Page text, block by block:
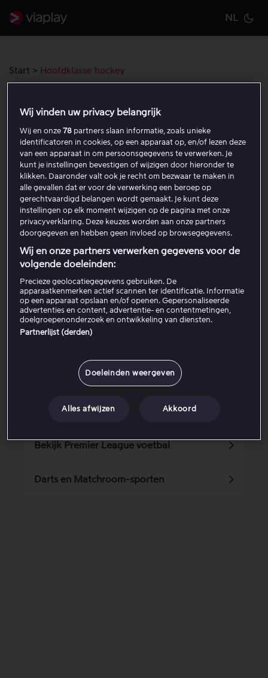
NL
Start > Hoofdklasse hockey
Hoofdklasse hockey
Enthousiast voor het hockey!? 3 september slaan we de
handen ineen met zowel de Tulp Heren Hoofdklasse
evenals de Dames Hoofdklasse. Elk seizoen worden er
bijna 300 live games vertoond.
Om Hoofdklasse te kijken heb je een Viaplay pakket
nodig, deze vind je doorhier te klikken.
Is dit artikel nuttig?
Ja Nee
Gerelateerde artikelen
Advertenties op Viaplay
Bekijk Premier League voetbal
Darts en Matchroom-sporten
Wij vinden uw privacy belangrijk
Wij en onze78 partners slaan informatie, zoals unieke
identificatoren in cookies, op een apparaat op, en/of lezen deze
van een apparaat in om persoonsgegevens te verwerken. Je
kunt je instellingen bevestigen of wijzigen door hieronder te
klikken. Daaronder valt ook je recht om bezwaar te maken in
alle gevallen dat er voor de verwerking een beroep op
gerechtvaardigd belangen wordt gemaakt. Je kunt deze
instellingen op elk moment wijzigen op de pagina met onze
privacyverklaring. Deze keuzes worden aan onze partners
doorgegeven en hebben geen invloed op browsegegevens.
Wij en onze partners verwerken gegevens voor de
volgende doeleinden:
Precieze geolocatiegegevens gebruiken. De
apparaatkenmerken actief scannen ter identificatie. Informatie
op een apparaat opslaan en/of openen. Gepersonaliseerde
advertenties en content, advertentie- en contentmetingen,
doelgroepenonderzoek en ontwikkeling van diensten.
Partnerlijst (derden)
Doeleinden weergeven
Alles afwijzen Akkoord